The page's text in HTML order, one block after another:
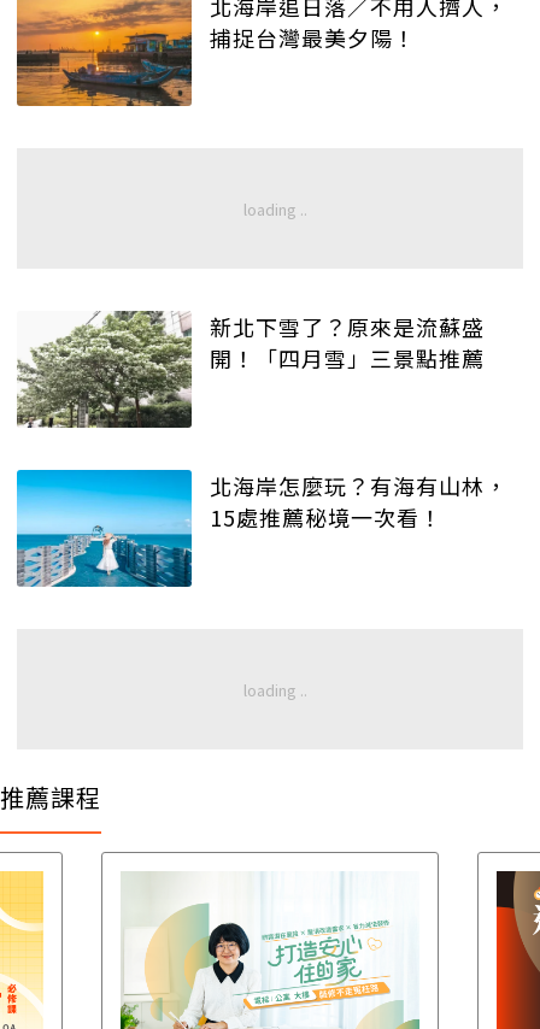
捕捉台灣最美夕陽！
新北下雪了？原來是流蘇盛
開！「四月雪」三景點推薦
北海岸怎麼玩？有海有山林，
15處推薦秘境一次看！
推薦課程